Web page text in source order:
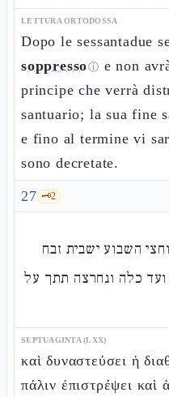
LETTURA ORTODOSSA
Dopo le sessantadue
soppressoⓘ e non
principe che verrà
santuario; la sua fine
e fino al termine vi
sono decretate.
27 🗝️2
השבוע ישבית זבח
כלה ונחרצה תתך על
SEPTUAGINTA (LXX)
καὶ δυναστεύσει ἡ
πάλιν ἐπιστρέψει καὶ